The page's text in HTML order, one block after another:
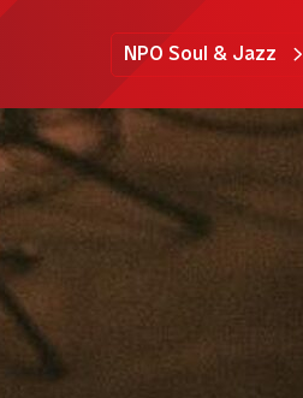
NPO Soul & Jazz